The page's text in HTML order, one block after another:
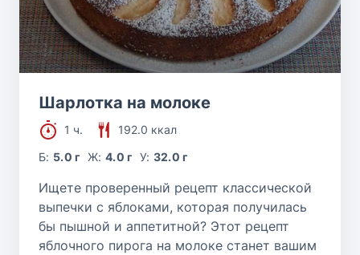
Шарлотка на молоке
1 ч.
192.0 ккал
Б: 5.0 г Ж: 4.0 г У: 32.0 г
Ищете проверенный рецепт классической
выпечки с яблоками, которая получилась
бы пышной и аппетитной? Этот рецепт
яблочного пирога на молоке станет вашим